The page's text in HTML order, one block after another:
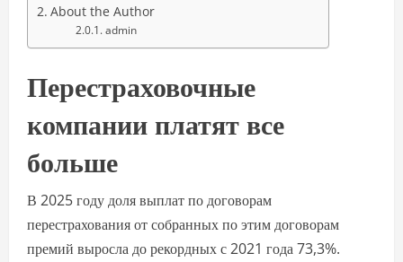
About the Author
admin
Перестраховочные
компании платят все
больше
В 2025 году доля выплат по договорам
перестрахования от собранных по этим договорам
премий выросла до рекордных с 2021 года 73,3%.